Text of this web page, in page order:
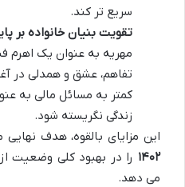
سریع تر کند.
تقویت بنیان خانواده بر
مهریه به عنوان یک اهرم
تفاهم، عشق و همدلی در
کمتر به مسائل مالی به
زندگی نگریسته شود.
این مزایای بالقوه، هدف
۱۴۰۲ را در بهبود کلی وضعیت
می دهد.